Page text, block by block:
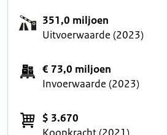
351,0 miljoen
Uitvoerwaarde (2023)
€ 73,0 miljoen
Invoerwaarde (2023)
$ 3.670